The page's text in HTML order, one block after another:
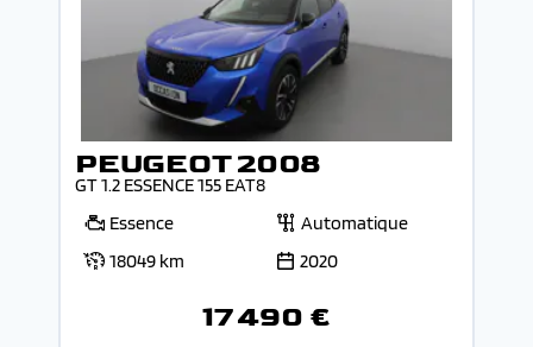
PEUGEOT 2008
GT 1.2 ESSENCE 155 EAT8
Essence
Automatique
18049 km
2020
17 490 €